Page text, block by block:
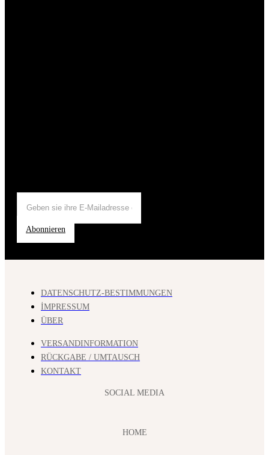
Abonnieren
DATENSCHUTZ-BESTIMMUNGEN
İMPRESSUM
ÜBER
VERSANDINFORMATION
RÜCKGABE / UMTAUSCH
KONTAKT
SOCIAL MEDIA
HOME